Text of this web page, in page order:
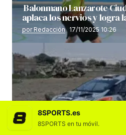
Balonmano Lanzarote
aplaca los nervios y logra
por Redacción 17/11/2025 10:26
Desvelado el rutómetro
8SPORTS.es
8SPORTS en tu móvil.